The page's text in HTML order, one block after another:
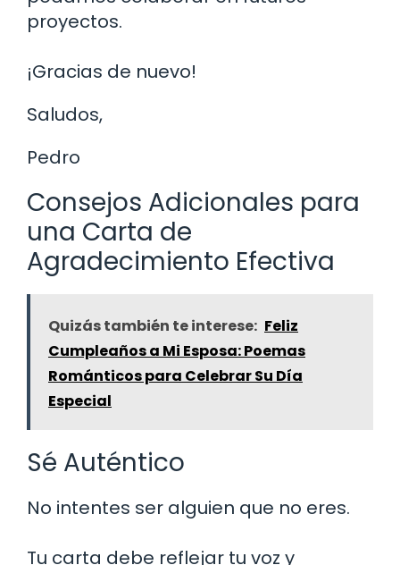
proyectos.
¡Gracias de nuevo!
Saludos,
Pedro
Consejos Adicionales para
una Carta de
Agradecimiento Efectiva
Quizás también te interese: Feliz
Cumpleaños a Mi Esposa: Poemas
Románticos para Celebrar Su Día
Especial
Sé Auténtico
No intentes ser alguien que no eres.
Tu carta debe reflejar tu voz y